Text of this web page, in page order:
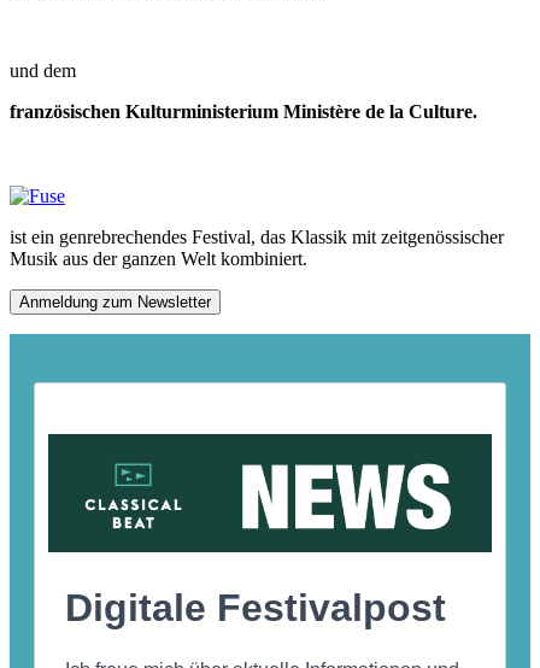
und dem
französischen Kulturministerium Ministère de la Culture.
ist ein genrebrechendes Festival, das Klassik mit zeitgenössischer
Musik aus der ganzen Welt kombiniert.
Anmeldung zum Newsletter